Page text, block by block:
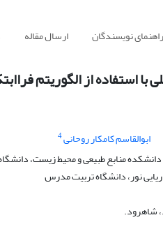
راهنمای نویسندگان ارسال مقاله
استفاده از الگوریتم
ابوالقاسم کامکار روحانی4
منابع طبیعی و محیط زیست، دانشگاه
نور، دانشگاه تربیت مدرس
شاهرود.